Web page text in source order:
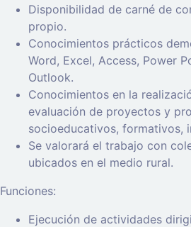
Disponibilidad de carné de
propio.
Conocimientos prácticos
Word, Excel, Access, Power
Outlook.
Conocimientos en la
evaluación de proyectos y
socioeducativos, formativos,
Se valorará el trabajo con
ubicados en el medio rural.
Funciones:
Ejecución de actividades